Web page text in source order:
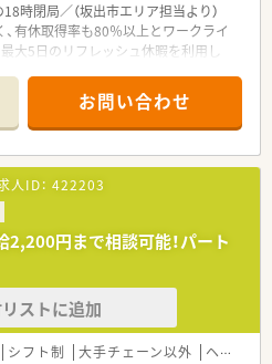
時閉局／（坂出市エリア担当より）
有休取得率も80％以上とワークライ
大5日のリフレッシュ休暇を利用し
て】
地にあり、400床以上の総合病院の門
くことができます。
た幅広い科目の処方箋を1日に約60
たる経験が積めます。
に加えて監査システムも完備されて
務を実現する環境です。
事業を展開しており、施設在宅の件数
ではトップクラスです。
様な事業を行っているため業績が安
て安心して働ける法人です。
お問い合わせ
人ID： 422203
円まで相談可能！パート
ストに追加
シフト制 大手チェーン以外 ヘルプ体制充実